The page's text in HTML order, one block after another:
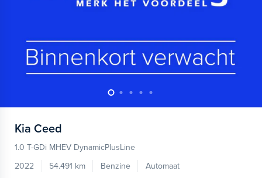
Kia Ceed
1.0 T-GDi MHEV DynamicPlusLine
2022
54.491 km Benzine
Automaat